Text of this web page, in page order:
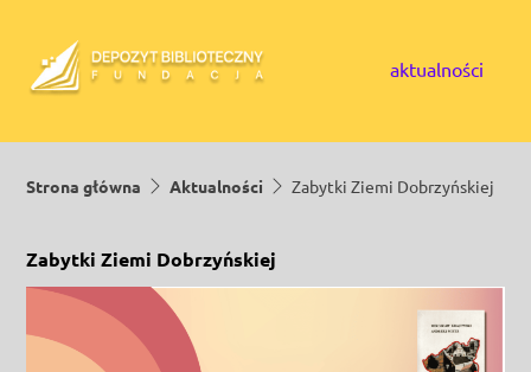
aktualności
Strona główna Aktualności Zabytki Ziemi Dobrzyńskiej
Zabytki Ziemi Dobrzyńskiej